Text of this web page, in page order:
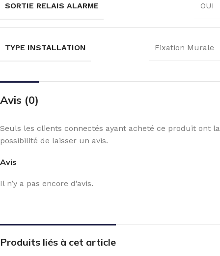
SORTIE RELAIS ALARME OUI
TYPE INSTALLATION Fixation Murale
Avis (0)
Avis
Il n’y a pas encore d’avis.
Seuls les clients connectés ayant acheté ce produit ont la
possibilité de laisser un avis.
Produits liés à cet article